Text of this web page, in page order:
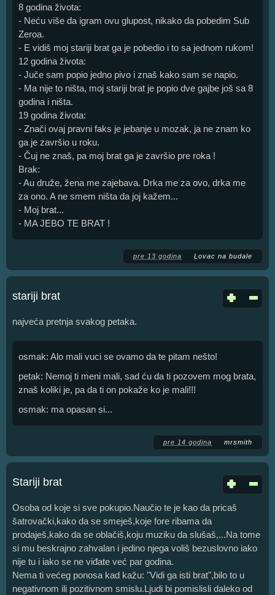
8 godina života:
- Neću više da igram ovu glupost, nikako da pobedim Sub
Zeroa.
- E vidiš moj stariji brat ga je pobedio i to sa jednom rukom!
12 godina života:
- Juče sam popio jedno pivo i znaš kako sam se napio.
- Ma nije to ništa, moj stariji brat je popio dve gajbe još sa 8
godina i ništa.
19 godina života:
- Znači ovaj pravni faks je jebanje u mozak, ja ne znam ko
ga je završio u roku.
- Čuj ne znaš, pa moj brat ga je završio pre roka !
Brak:
- Au druže, žena me zajebava. Drka me za ovo, drka me
za ono. A ne smem ništa da joj kažem...
- Moj brat...
- MA JEBO TE BRAT !
pre 13 godina Lovac na budale
stariji brat
najveća pretnja svakog petaka.
osmak: Alo mali vuci se ovamo da te pitam nešto!
petak: Nemoj ti meni mali, sad ću da ti pozovem mog brata,
znaš koliki je, pa da ti on pokaže ko je mali!!!
osmak: ma opasan si...
pre 14 godina mrsmith
Stariji brat
Osoba od koje si sve pokupio.Naučio te je kao da pricaš
šatrovački,kako da se smeješ,koje fore ribama da
prodaješ,kako da se oblačiš,koju muziku da slušaš,...Na tome
si mu beskrajno zahvalan i jedino njega voliš bezuslovno iako
nije tu i iako se ne viđate već par godina.
Nema ti većeg ponosa kad kažu: "Vidi ga isti brat",bilo to u
negativnom ili pozitivnom smislu.Ljudi bi pomislisli daleko od